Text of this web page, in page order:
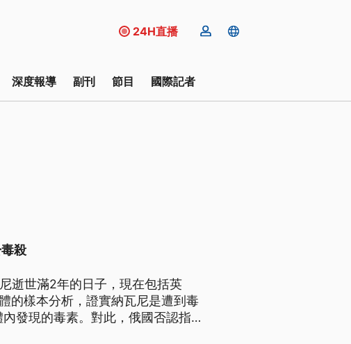
24H直播
深度報導 副刊 節目 國際記者
殺
逝世滿2年的日子，現在包括英
的樣本分析，證實納瓦尼是遭到毒
發現的毒素。對此，俄國否認指